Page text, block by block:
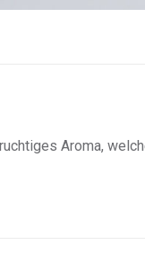
Aroma,